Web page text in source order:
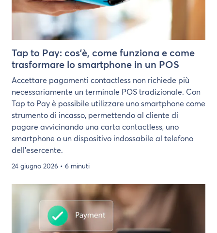
Tap to Pay: cos'è, come funziona e come
trasformare lo smartphone in un POS
Accettare pagamenti contactless non richiede più
necessariamente un terminale POS tradizionale. Con
Tap to Pay è possibile utilizzare uno smartphone come
strumento di incasso, permettendo al cliente di
pagare avvicinando una carta contactless, uno
smartphone o un dispositivo indossabile al telefono
dell’esercente.
24 giugno 2026 • 6 minuti